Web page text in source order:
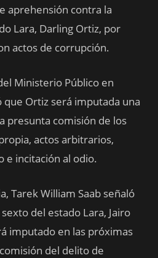
aprehensión contra la
Lara, Darling Ortiz, por
actos de corrupción.
Ministerio Público en
que Ortiz será imputada una
presunta comisión de los
actos arbitrarios,
e incitación al odio.
Tarek William Saab señaló
del estado Lara, Jairo
imputado en las próximas
del delito de